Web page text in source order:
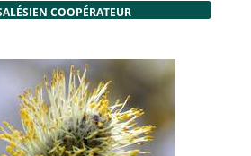
COOPÉRATEUR